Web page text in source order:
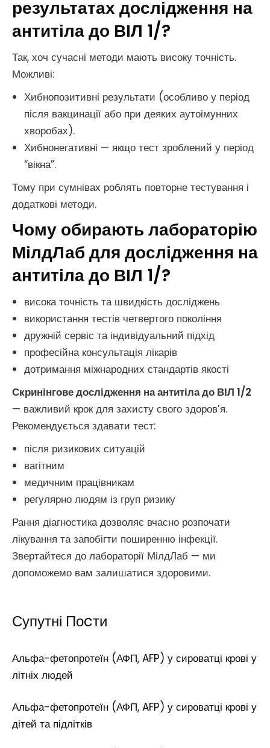
результатах дослідження на
антитіла до ВІЛ 1/?
Так, хоч сучасні методи мають високу точність.
Можливі:
Хибнопозитивні результати (особливо у період
після вакцинації або при деяких аутоімунних
хворобах).
Хибнонегативні — якщо тест зроблений у період
“вікна”.
Тому при сумнівах роблять повторне тестування і
додаткові методи.
Чому обирають лабораторію
МілдЛаб для дослідження на
антитіла до ВІЛ 1/?
висока точність та швидкість досліджень
використання тестів четвертого покоління
дружній сервіс та індивідуальний підхід
професійна консультація лікарів
дотримання міжнародних стандартів якості
Скринінгове дослідження на антитіла до ВІЛ 1/2
— важливий крок для захисту свого здоров’я.
Рекомендується здавати тест:
після ризикових ситуацій
вагітним
медичним працівникам
регулярно людям із груп ризику
Рання діагностика дозволяє вчасно розпочати
лікування та запобігти поширенню інфекції.
Звертайтеся до лабораторії МілдЛаб — ми
допоможемо вам залишатися здоровими.
Супутні Поcти
Альфа-фетопротеїн (АФП, AFP) у сироватці крові у
літніх людей
Альфа-фетопротеїн (АФП, AFP) у сироватці крові у
дітей та підлітків